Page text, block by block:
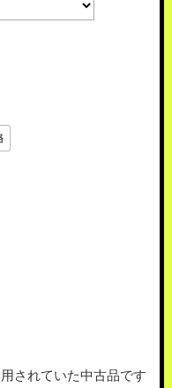
されていた中古品です